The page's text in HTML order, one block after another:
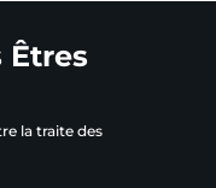
Êtres
la traite des